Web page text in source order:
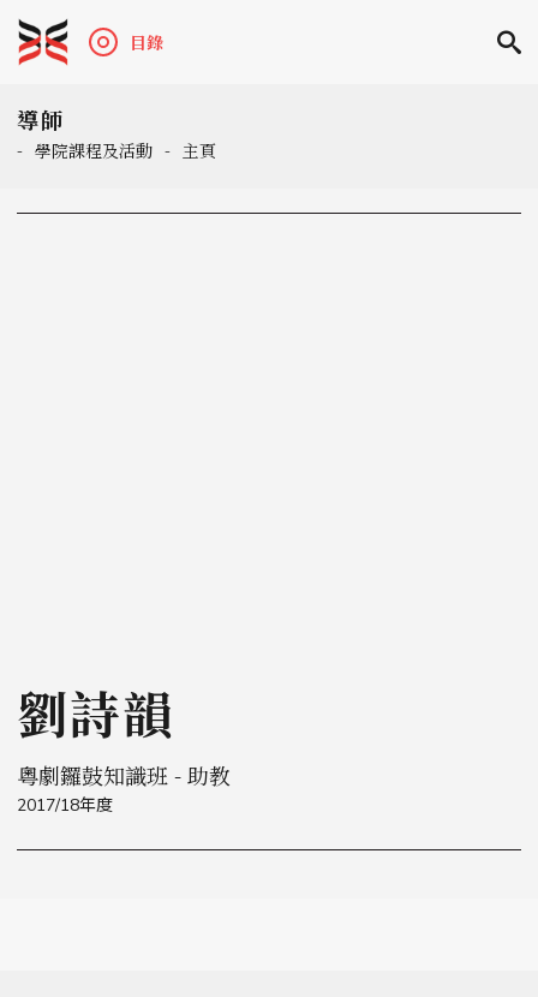
目錄
導師
- 學院課程及活動 - 主頁
劉詩韻
粵劇鑼鼓知識班 - 助教
2017/18年度